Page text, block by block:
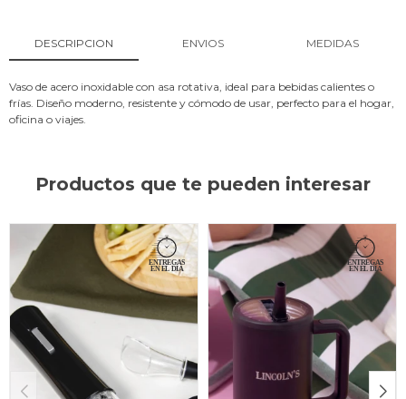
DESCRIPCION ENVIOS MEDIDAS
Vaso de acero inoxidable con asa rotativa, ideal para bebidas calientes o
frías. Diseño moderno, resistente y cómodo de usar, perfecto para el hogar,
oficina o viajes.
Productos que te pueden interesar